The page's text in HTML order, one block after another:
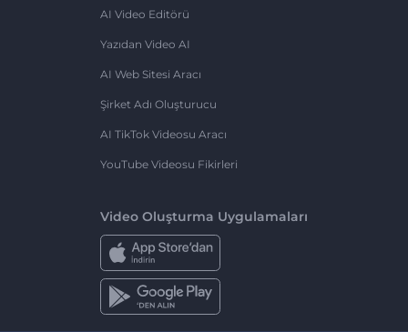
AI Video Editörü
Yazıdan Video AI
AI Web Sitesi Aracı
Şirket Adı Oluşturucu
AI TikTok Videosu Aracı
YouTube Videosu Fikirleri
Video Oluşturma Uygulamaları